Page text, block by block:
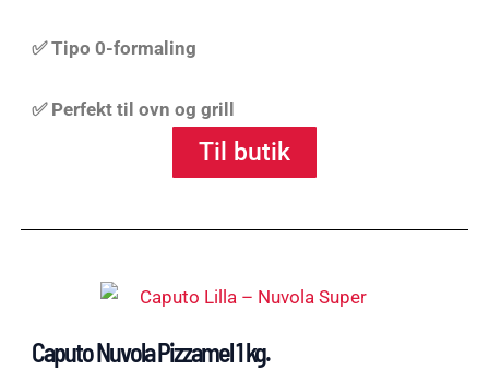
✅ Tipo 0-formaling
✅ Perfekt til ovn og grill
Til butik
Caputo Nuvola Pizzamel 1 kg.